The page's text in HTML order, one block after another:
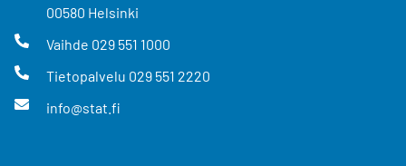
00580 Helsinki
Vaihde 029 551 1000
Tietopalvelu 029 551 2220
info@stat.fi